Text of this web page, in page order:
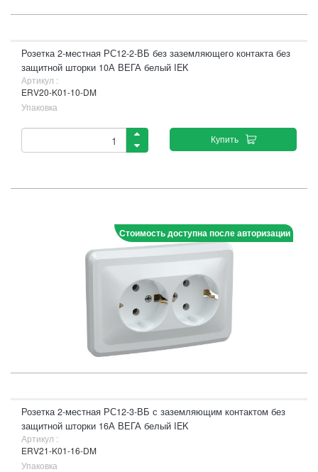
Розетка 2-местная РС12-2-ВБ без заземляющего контакта без
защитной шторки 10А ВЕГА белый IEK
Артикул :
ERV20-K01-10-DM
Упаковка
Купить
Стоимость доступна после авторизации
Розетка 2-местная РС12-3-ВБ с заземляющим контактом без
защитной шторки 16А ВЕГА белый IEK
Артикул :
ERV21-K01-16-DM
Упаковка